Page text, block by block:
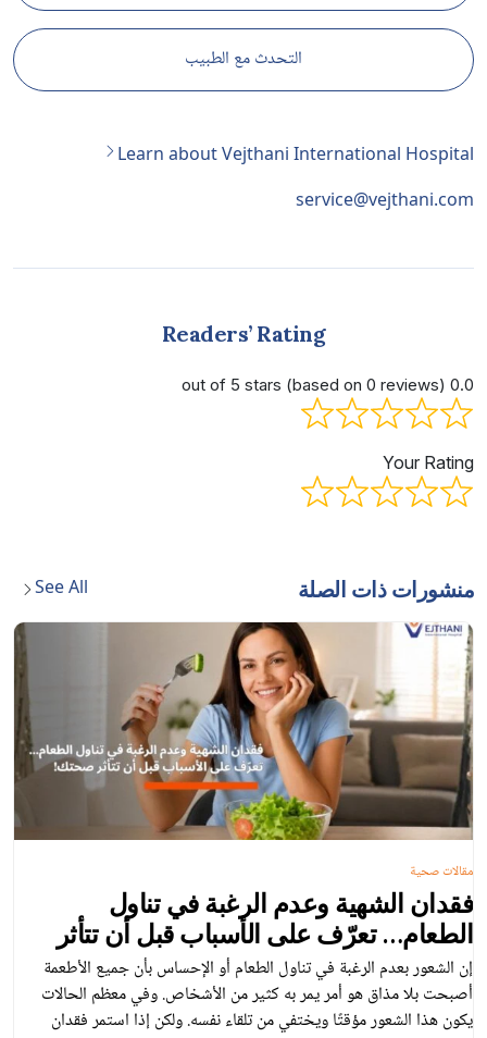
التحدث مع الطبيب
Learn about Vejthani International Hospital
service@vejthani.com
Readers’ Rating
0.0 out of 5 stars (based on 0 reviews)
Your Rating
منشورات ذات الصلة See All
فقدان الشهية وعدم الرغبة في تناول
الطعام… تعرّف على الأسباب قبل أن تتأثر
صحتك!
إن الشعور بعدم الرغبة في تناول الطعام أو الإحساس بأن جميع الأطعمة
أصبحت بلا مذاق هو أمر يمر به كثير من الأشخاص. وفي معظم الحالات
يكون هذا الشعور مؤقتًا ويختفي من تلقاء نفسه. ولكن إذا استمر فقدان
مقالات صحية